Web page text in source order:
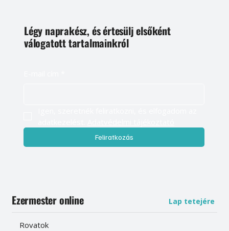
Légy naprakész, és értesülj elsőként
válogatott tartalmainkról
Feliratkozás
Ezermester online Lap tetejére
Rovatok